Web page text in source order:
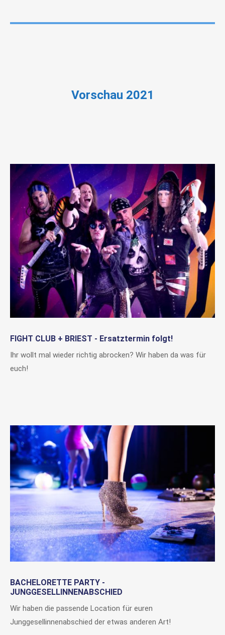
Vorschau 2021
FIGHT CLUB + BRIEST - Ersatztermin folgt!
Ihr wollt mal wieder richtig abrocken? Wir haben da was für
euch!
BACHELORETTE PARTY -
JUNGGESELLINNENABSCHIED
Wir haben die passende Location für euren
Junggesellinnenabschied der etwas anderen Art!